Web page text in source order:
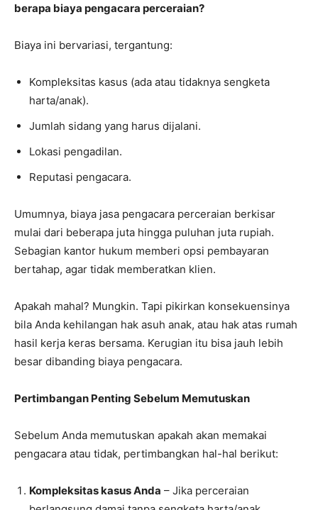
berapa biaya pengacara perceraian?
Biaya ini bervariasi, tergantung:
Kompleksitas kasus (ada atau tidaknya sengketa
harta/anak).
Jumlah sidang yang harus dijalani.
Lokasi pengadilan.
Reputasi pengacara.
Umumnya, biaya jasa pengacara perceraian berkisar
mulai dari beberapa juta hingga puluhan juta rupiah.
Sebagian kantor hukum memberi opsi pembayaran
bertahap, agar tidak memberatkan klien.
Apakah mahal? Mungkin. Tapi pikirkan konsekuensinya
bila Anda kehilangan hak asuh anak, atau hak atas rumah
hasil kerja keras bersama. Kerugian itu bisa jauh lebih
besar dibanding biaya pengacara.
Pertimbangan Penting Sebelum Memutuskan
Sebelum Anda memutuskan apakah akan memakai
pengacara atau tidak, pertimbangkan hal-hal berikut:
Kompleksitas kasus Anda – Jika perceraian